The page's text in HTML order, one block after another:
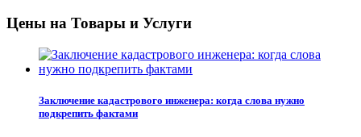
Цены на Товары и Услуги
Заключение кадастрового инженера: когда слова нужно
подкрепить фактами